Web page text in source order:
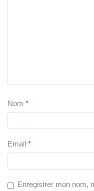
Nom *
Email *
Enregistrer mon nom,